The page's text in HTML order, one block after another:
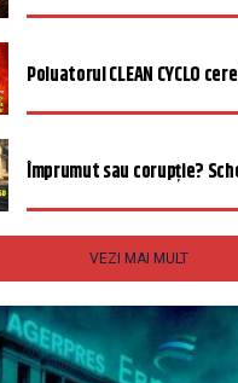
Poluatorul CLEAN CYCLO
Împrumut sau corupție?
VEZI MAI MULT